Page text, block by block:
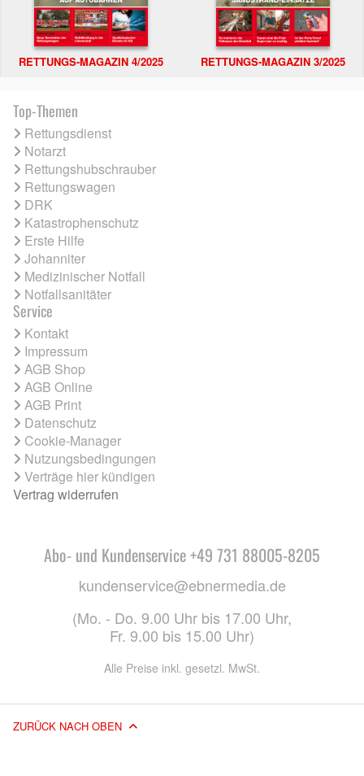
RETTUNGS-MAGAZIN 4/2025 RETTUNGS-MAGAZIN 3/2025
Top-Themen
Rettungsdienst
Notarzt
Rettungshubschrauber
Rettungswagen
DRK
Katastrophenschutz
Erste Hilfe
Johanniter
Medizinischer Notfall
Notfallsanitäter
Service
Kontakt
Impressum
AGB Shop
AGB Online
AGB Print
Datenschutz
Cookie-Manager
Nutzungsbedingungen
Verträge hier kündigen
Vertrag widerrufen
Abo- und Kundenservice +49 731 88005-8205
kundenservice@ebnermedia.de
(Mo. - Do. 9.00 Uhr bis 17.00 Uhr,
Fr. 9.00 bis 15.00 Uhr)
Alle Preise inkl. gesetzl. MwSt.
ZURÜCK NACH OBEN